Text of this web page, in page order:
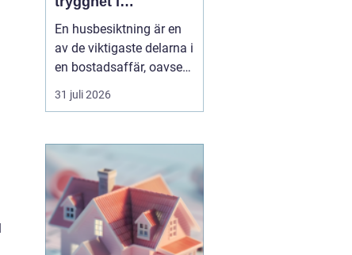
bostadsaffären
En husbesiktning är en
av de viktigaste delarna i
en bostadsaffär, oavsett
om du köper eller säljer.
För den som bor i eller
inte bara om att följa
lagen och uppfylla
undersökningsplikten.
Det handlar lika mycket
om att förstå ...
31 juli 2026